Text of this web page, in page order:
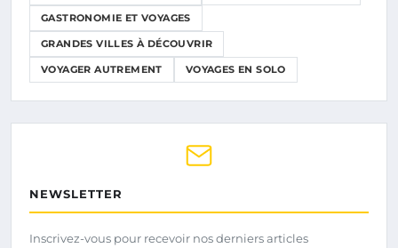
GASTRONOMIE ET VOYAGES
GRANDES VILLES À DÉCOUVRIR
VOYAGER AUTREMENT VOYAGES EN SOLO
NEWSLETTER
Inscrivez-vous pour recevoir nos derniers articles